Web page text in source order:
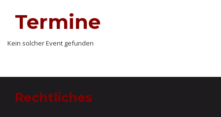
Termine
Kein solcher Event gefunden
Rechtliches